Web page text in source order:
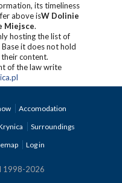
its timeliness
above isW Dolinie
Miejsce.
hosting the list of
it does not hold
content.
of the law write
Accomodation
Surroundings
Log in
1998-2026